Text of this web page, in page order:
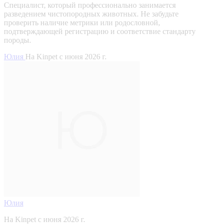
Специалист, который профессионально занимается
разведением чистопородных животных. Не забудьте
проверить наличие метрики или родословной,
подтверждающей регистрацию и соответствие стандарту
породы.
Юлия На Kinpet c июня 2026 г.
Юлия
На Kinpet c июня 2026 г.